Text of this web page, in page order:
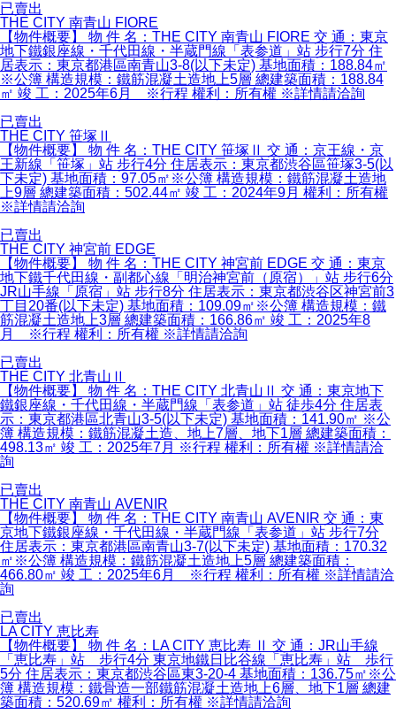
已賣出
THE CITY 南青山 FIORE
【物件概要】 物 件 名：THE CITY 南青山 FIORE 交 通：東京
地下鐵銀座線・千代田線・半蔵門線「表参道」站 步行7分 住
居表示：東京都港區南青山3-8(以下未定) 基地面積：188.84㎡
※公簿 構造規模：鐵筋混凝土造地上5層 總建築面積：188.84
㎡ 竣 工：2025年6月 ※行程 權利：所有權 ※詳情請洽詢
已賣出
THE CITY 笹塚Ⅱ
【物件概要】 物 件 名：THE CITY 笹塚Ⅱ 交 通：京王線・京
王新線「笹塚」站 步行4分 住居表示：東京都渋谷區笹塚3-5(以
下未定) 基地面積：97.05㎡※公簿 構造規模：鐵筋混凝土造地
上9層 總建築面積：502.44㎡ 竣 工：2024年9月 權利：所有權
※詳情請洽詢
已賣出
THE CITY 神宮前 EDGE
【物件概要】 物 件 名：THE CITY 神宮前 EDGE 交 通：東京
地下鐵千代田線・副都心線「明治神宮前（原宿）」站 步行6分
JR山手線「原宿」站 步行8分 住居表示：東京都渋谷区神宮前3
丁目20番(以下未定) 基地面積：109.09㎡※公簿 構造規模：鐵
筋混凝土造地上3層 總建築面積：166.86㎡ 竣 工：2025年8
月 ※行程 權利：所有權 ※詳情請洽詢
已賣出
THE CITY 北青山Ⅱ
【物件概要】 物 件 名：THE CITY 北青山Ⅱ 交 通：東京地下
鐵銀座線・千代田線・半蔵門線「表参道」站 徒歩4分 住居表
示：東京都港區北青山3-5(以下未定) 基地面積：141.90㎡ ※公
簿 構造規模：鐵筋混凝土造、地上7層、地下1層 總建築面積：
498.13㎡ 竣 工：2025年7月 ※行程 權利：所有權 ※詳情請洽
詢
已賣出
THE CITY 南青山 AVENIR
【物件概要】 物 件 名：THE CITY 南青山 AVENIR 交 通：東
京地下鐵銀座線・千代田線・半蔵門線「表参道」站 步行7分
住居表示：東京都港區南青山3-7(以下未定) 基地面積：170.32
㎡※公簿 構造規模：鐵筋混凝土造地上5層 總建築面積：
466.80㎡ 竣 工：2025年6月 ※行程 權利：所有權 ※詳情請洽
詢
已賣出
LA CITY 恵比寿
【物件概要】 物 件 名：LA CITY 恵比寿 Ⅱ 交 通：JR山手線
「恵比寿」站 步行4分 東京地鐵日比谷線「恵比寿」站 歩行
5分 住居表示：東京都渋谷區東3-20-4 基地面積：136.75㎡※公
簿 構造規模：鐵骨造一部鐵筋混凝土造地上6層、地下1層 總建
築面積：520.69㎡ 權利：所有權 ※詳情請洽詢